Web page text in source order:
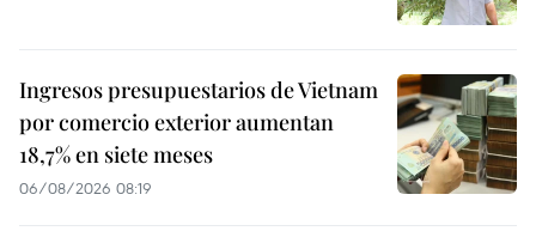
Ingresos presupuestarios de Vietnam
por comercio exterior aumentan
18,7% en siete meses
06/08/2026 08:19